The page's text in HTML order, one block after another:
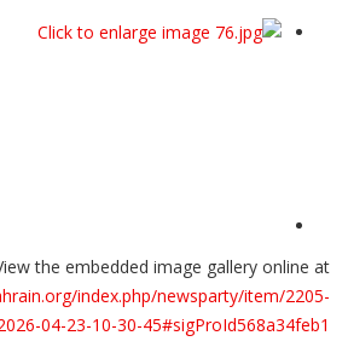
the embedded image gallery online at:
index.php/newsparty/item/2205-
04-23-10-30-45#sigProId568a34feb1